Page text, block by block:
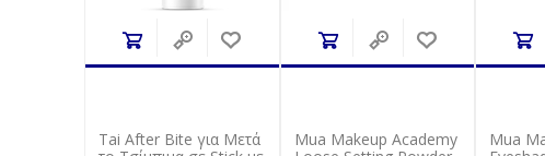
Tai After Bite για Μετά
Mua Makeup Academy
Mua